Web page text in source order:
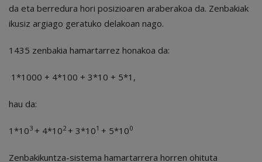
da eta berredura hori posizioaren araberakoa da. Zenbakiak
ikusiz argiago geratuko delakoan nago.
1435 zenbakia hamartarrez honakoa da:
1*1000 + 4*100 + 3*10 + 5*1,
hau da:
1*103 + 4*102 + 3*101 + 5*100
Zenbakikuntza-sistema hamartarrera horren ohituta